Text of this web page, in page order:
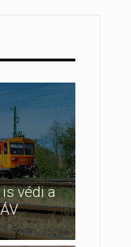
védi a